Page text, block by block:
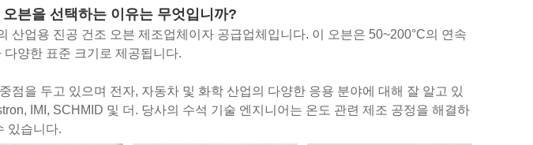
븐을 선택하는 이유는 무엇입니까?
산업용 진공 건조 오븐 제조업체이자 공급업체입니다. 이 오븐은 50~200°C의 연속
양한 표준 크기로 제공됩니다.
점을 두고 있으며 전자, 자동차 및 화학 산업의 다양한 응용 분야에 대해 잘 알고 있
IMI, SCHMID 및 더. 당사의 수석 기술 엔지니어는 온도 관련 제조 공정을 해결하
있습니다.